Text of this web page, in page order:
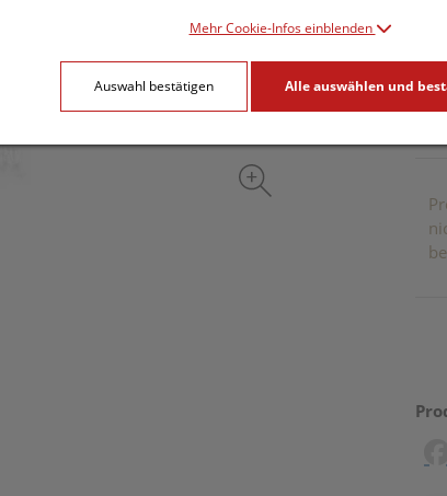
Mehr Cookie-Infos einblenden
Auswahl bestätigen Alle auswählen und